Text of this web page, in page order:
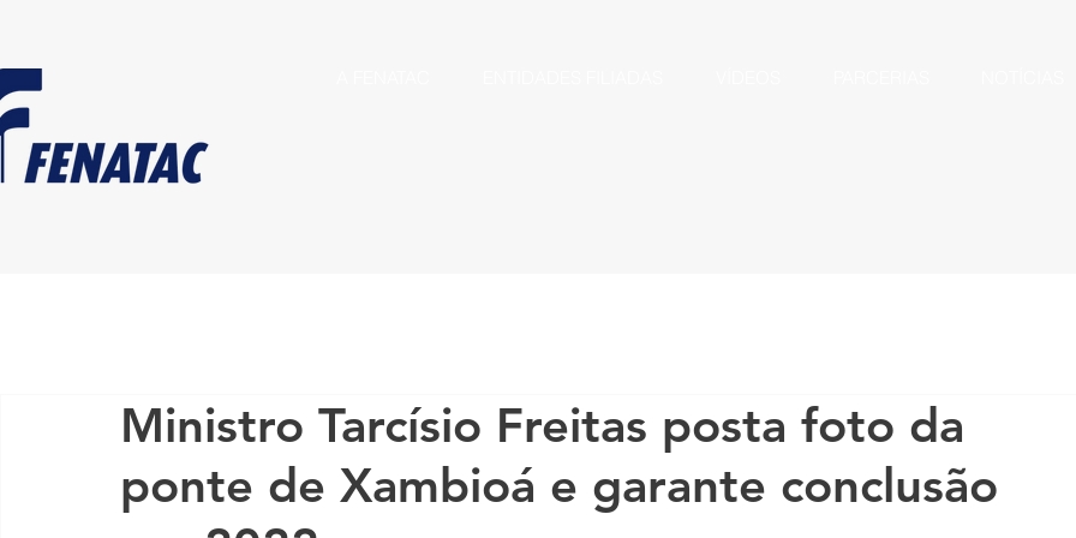
Ministro Tarcísio Freitas posta foto da
ponte de Xambioá e garante conclusão